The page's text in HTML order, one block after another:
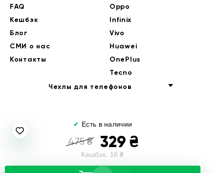
✔ Есть в наличии
475₴ 329 ₴
Кешбэк: 16 ₴
FAQ
Кешбэк
Блог
СМИ о нас
Контакты
Oppo
Infinix
Vivo
Huawei
OnePlus
Tecno
Чехлы для телефонов
© 2014-2026 EndorPhone